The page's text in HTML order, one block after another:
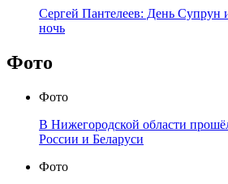
Сергей Пантелеев: День Супрун
ночь
Фото
Фото
В Нижегородской области
России и Беларуси
Фото